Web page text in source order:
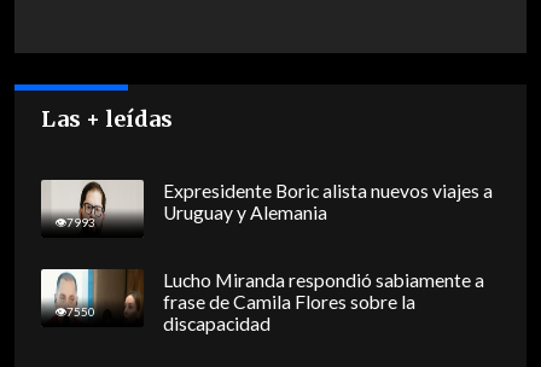
Las + leídas
7993
Expresidente Boric alista nuevos viajes a
Uruguay y Alemania
7550
Lucho Miranda respondió sabiamente a
frase de Camila Flores sobre la
discapacidad